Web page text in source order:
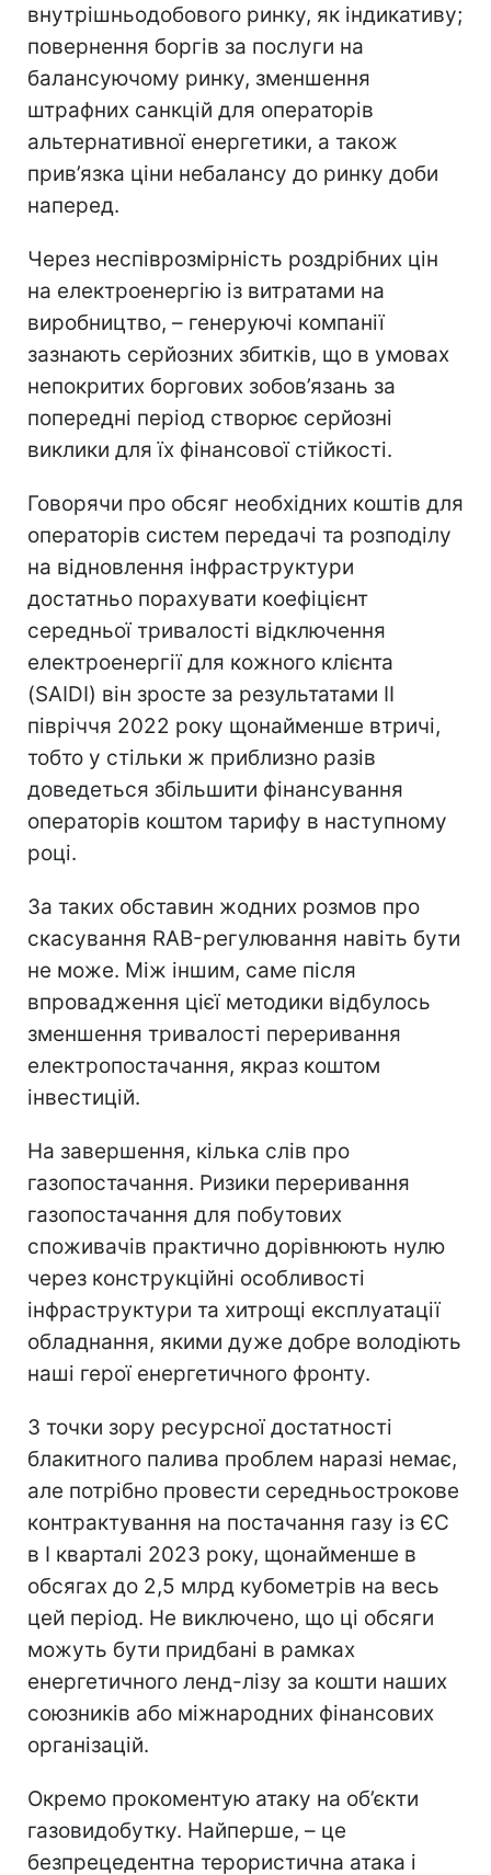
внутрішньодобового ринку, як індикативу;
повернення боргів за послуги на
балансуючому ринку, зменшення
штрафних санкцій для операторів
альтернативної енергетики, а також
прив’язка ціни небалансу до ринку доби
наперед.
Через неспіврозмірність роздрібних цін
на електроенергію із витратами на
виробництво, – генеруючі компанії
зазнають серйозних збитків, що в умовах
непокритих боргових зобов’язань за
попередні період створює серйозні
виклики для їх фінансової стійкості.
Говорячи про обсяг необхідних коштів для
операторів систем передачі та розподілу
на відновлення інфраструктури
достатньо порахувати коефіцієнт
середньої тривалості відключення
електроенергії для кожного клієнта
(SAIDI) він зросте за результатами II
півріччя 2022 року щонайменше втричі,
тобто у стільки ж приблизно разів
доведеться збільшити фінансування
операторів коштом тарифу в наступному
році.
За таких обставин жодних розмов про
скасування RAB-регулювання навіть бути
не може. Між іншим, саме після
впровадження цієї методики відбулось
зменшення тривалості переривання
електропостачання, якраз коштом
інвестицій.
На завершення, кілька слів про
газопостачання. Ризики переривання
газопостачання для побутових
споживачів практично дорівнюють нулю
через конструкційні особливості
інфраструктури та хитрощі експлуатації
обладнання, якими дуже добре володіють
наші герої енергетичного фронту.
З точки зору ресурсної достатності
блакитного палива проблем наразі немає,
але потрібно провести середньострокове
контрактування на постачання газу із ЄС
в I кварталі 2023 року, щонайменше в
обсягах до 2,5 млрд кубометрів на весь
цей період. Не виключено, що ці обсяги
можуть бути придбані в рамках
енергетичного ленд-лізу за кошти наших
союзників або міжнародних фінансових
організацій.
Окремо прокоментую атаку на об’єкти
газовидобутку. Найперше, – це
безпрецедентна терористична атака і